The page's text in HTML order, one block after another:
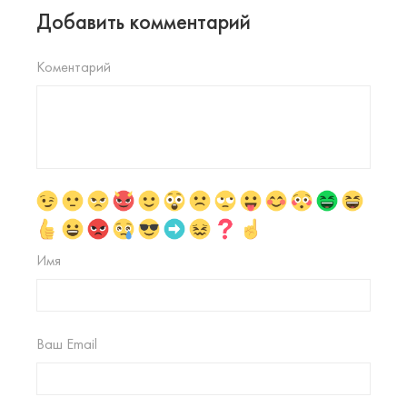
Добавить комментарий
Коментарий
Имя
Ваш Email